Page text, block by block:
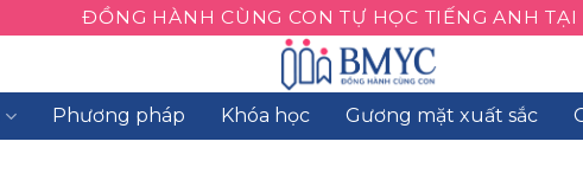
ĐỒNG HÀNH CÙNG CON TỰ HỌC TIẾNG ANH TẠI
Phương pháp Khóa học Gương mặt xuất sắc